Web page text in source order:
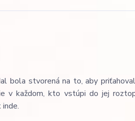
bola stvorená na to, aby
v každom, kto vstúpi do jej